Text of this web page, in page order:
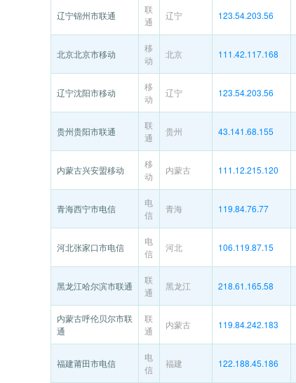
辽宁锦州市联通
联
通
辽宁 123.54.203.56
北京北京市移动
移
动
北京 111.42.117.168
辽宁沈阳市移动
移
动
辽宁 123.54.203.56
贵州贵阳市联通
联
通
贵州 43.141.68.155
内蒙古兴安盟移动
移
动
内蒙古 111.12.215.120
青海西宁市电信
电
信
青海 119.84.76.77
河北张家口市电信
电
信
河北 106.119.87.15
黑龙江哈尔滨市联通
联
通
黑龙江 218.61.165.58
内蒙古呼伦贝尔市联
通
联
通
内蒙古 119.84.242.183
福建莆田市电信
电
信
福建 122.188.45.186